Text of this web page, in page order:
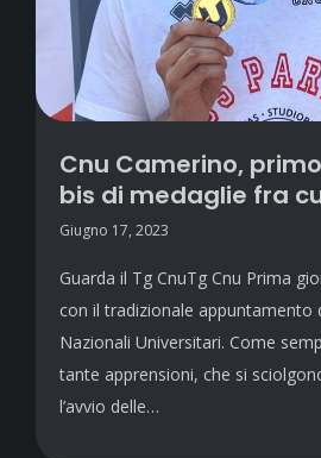
Cnu Camerino,
bis di medaglie fra
Giugno 17, 2023
Guarda il Tg CnuTg Cnu Prima
con il tradizionale appuntamento
Nazionali Universitari. Come
tante apprensioni, che si
l’avvio delle…